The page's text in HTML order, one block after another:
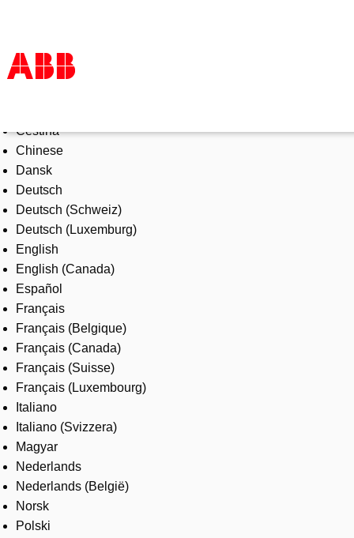
Products & Solutions
Industries
Services
About us
Where to buy
Contact us
Careers
Čeština
Chinese
Dansk
Deutsch
Deutsch (Schweiz)
Deutsch (Luxemburg)
English
English (Canada)
Español
Français
Français (Belgique)
Français (Canada)
Français (Suisse)
Français (Luxembourg)
Italiano
Italiano (Svizzera)
Magyar
Nederlands
Nederlands (België)
Norsk
Polski